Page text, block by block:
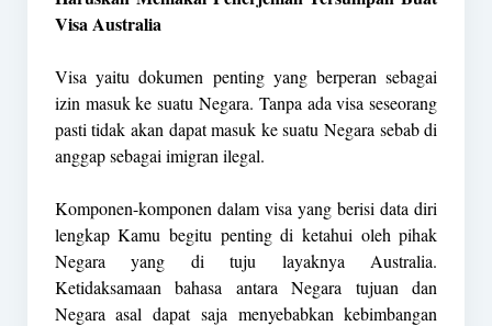
Visa Australia
Visa yaitu dokumen penting yang berperan sebagai
izin masuk ke suatu Negara. Tanpa ada visa seseorang
pasti tidak akan dapat masuk ke suatu Negara sebab di
anggap sebagai imigran ilegal.
Komponen-komponen dalam visa yang berisi data diri
lengkap Kamu begitu penting di ketahui oleh pihak
Negara yang di tuju layaknya Australia.
Ketidaksamaan bahasa antara Negara tujuan dan
Negara asal dapat saja menyebabkan kebimbangan